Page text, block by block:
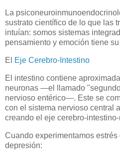
La
sustrato científico de lo que las
intuían: somos sistemas
pensamiento y emoción tiene
El Eje Cerebro-Intestino
El intestino contiene
neuronas —el llamado
nervioso entérico—. Este se
con el sistema nervioso central
creando el eje cerebro-
Cuando experimentamos
depresión: